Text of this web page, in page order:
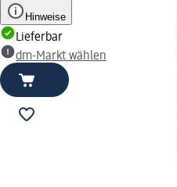
Hinweise
Lieferbar
dm-Markt wählen